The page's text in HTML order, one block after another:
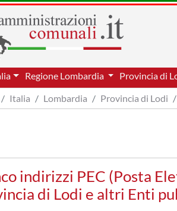
Regione Lombardia Provincia di
Italia Lombardia Provincia di Lodi
indirizzi PEC (Posta
di Lodi e altri Enti